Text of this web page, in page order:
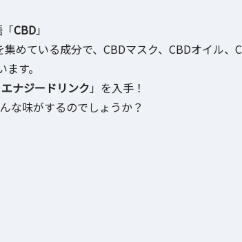
CBD」
めている成分で、CBDマスク、CBDオイル、C
す。
ナジードリンク 」を入手！
な味がするのでしょうか？